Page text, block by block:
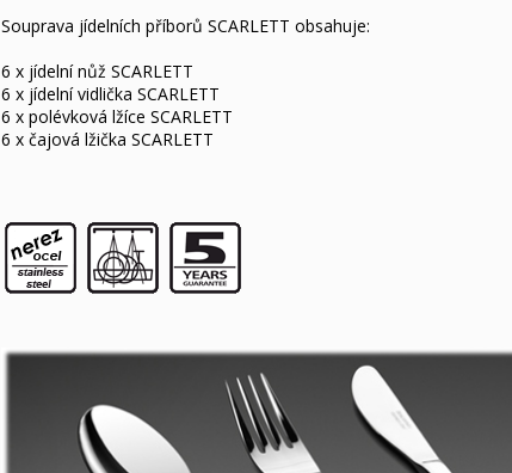
Souprava jídelních příborů SCARLETT obsahuje:
6 x jídelní nůž SCARLETT
6 x jídelní vidlička SCARLETT
6 x polévková lžíce SCARLETT
6 x čajová lžička SCARLETT